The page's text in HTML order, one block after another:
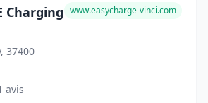
Charging
37400
www.easycharge-vinci.com
avis